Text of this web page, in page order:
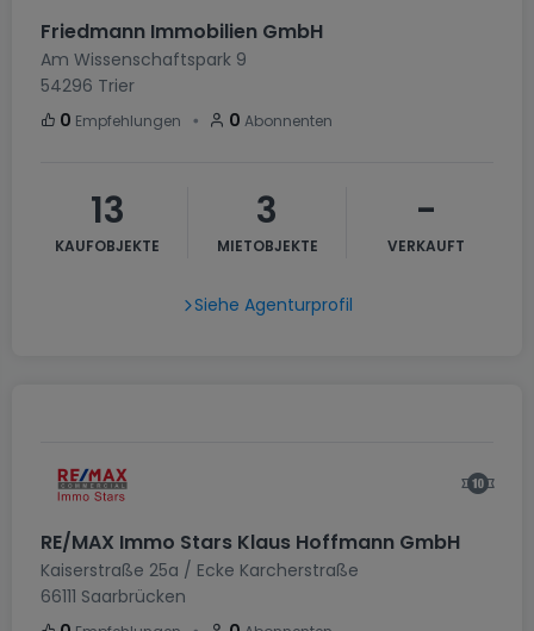
Friedmann Immobilien GmbH
Am Wissenschaftspark 9
54296 Trier
0 Empfehlungen ・ 0 Abonnenten
13
KAUFOBJEKTE
3
MIETOBJEKTE
-
VERKAUFT
Siehe Agenturprofil
RE/MAX Immo Stars Klaus Hoffmann GmbH
Kaiserstraße 25a / Ecke Karcherstraße
66111 Saarbrücken